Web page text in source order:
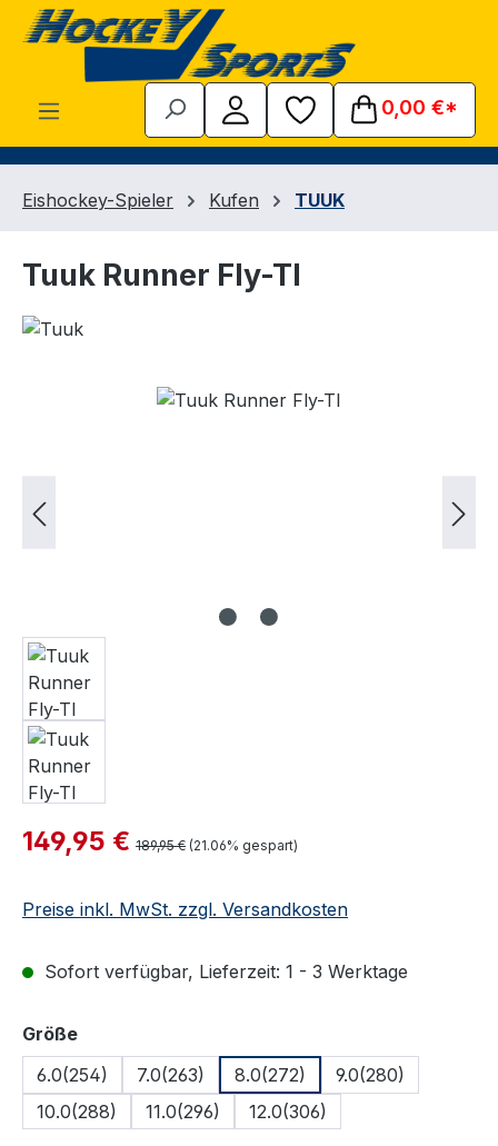
Zum Hauptinhalt springen
0,00 €*
Eishockey-Spieler Kufen TUUK
Tuuk Runner Fly-TI
Bildergalerie überspringen
Verkaufspreis:
149,95 € Regulärer Preis:
189,95 € (21.06% gespart)
Preise inkl. MwSt. zzgl. Versandkosten
Sofort verfügbar, Lieferzeit: 1 - 3 Werktage
Größeauswählen
6.0(254)
7.0(263) 8.0(272)
9.0(280)
10.0(288)
11.0(296) 12.0(306)